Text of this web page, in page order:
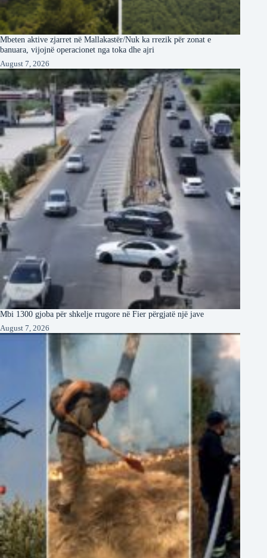
Mbeten aktive zjarret në Mallakastër/Nuk ka rrezik për zonat e
banuara, vijojnë operacionet nga toka dhe ajri
August 7, 2026
Mbi 1300 gjoba për shkelje rrugore në Fier përgjatë një jave
August 7, 2026